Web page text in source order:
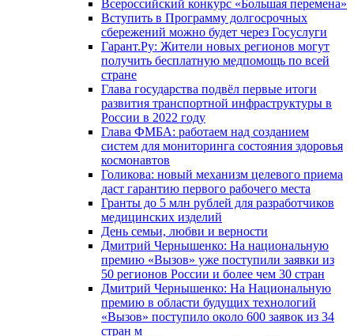
Всероссийский конкурс «Большая перемена»
Вступить в Программу долгосрочных
сбережений можно будет через Госуслуги
Гарант.Ру: Жители новых регионов могут
получить бесплатную медпомощь по всей
стране
Глава государства подвёл первые итоги
развития транспортной инфраструктуры в
России в 2022 году
Глава ФМБА: работаем над созданием
систем для мониторинга состояния здоровья
космонавтов
Голикова: новый механизм целевого приема
даст гарантию первого рабочего места
Гранты до 5 млн рублей для разработчиков
медицинских изделий
День семьи, любви и верности
Дмитрий Чернышенко: На национальную
премию «Вызов» уже поступили заявки из
50 регионов России и более чем 30 стран
Дмитрий Чернышенко: На Национальную
премию в области будущих технологий
«Вызов» поступило около 600 заявок из 34
стран м